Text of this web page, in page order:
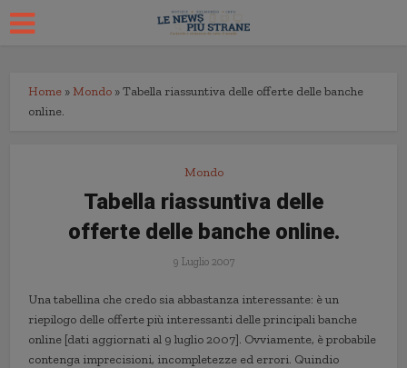
Home » Mondo »Tabella riassuntiva delle offerte delle banche
online.
Mondo
Tabella riassuntiva delle
offerte delle banche online.
9 Luglio 2007
Una tabellina che credo sia abbastanza interessante: è un
riepilogo delle offerte più interessanti delle principali banche
online [dati aggiornati al 9 luglio 2007]. Ovviamente, è probabile
contenga imprecisioni, incompletezze ed errori. Quindio